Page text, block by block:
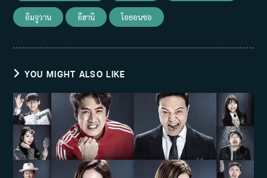
อิมจูวาน อีฮานิ โอยอนซอ
YOU MIGHT ALSO LIKE